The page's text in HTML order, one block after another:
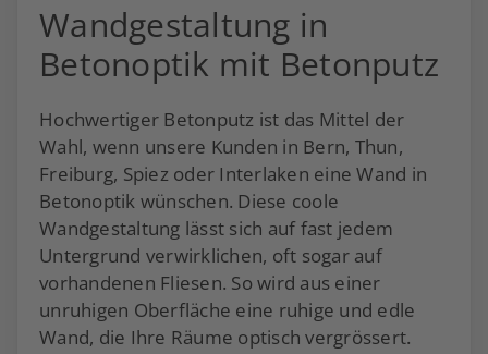
Wandgestaltung in
Betonoptik mit Betonputz
Hochwertiger Betonputz ist das Mittel der
Wahl, wenn unsere Kunden in Bern, Thun,
Freiburg, Spiez oder Interlaken eine Wand in
Betonoptik wünschen. Diese coole
Wandgestaltung lässt sich auf fast jedem
Untergrund verwirklichen, oft sogar auf
vorhandenen Fliesen. So wird aus einer
unruhigen Oberfläche eine ruhige und edle
Wand, die Ihre Räume optisch vergrössert.